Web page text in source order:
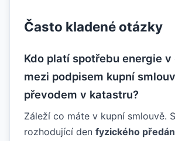
Často kladené otázky
Kdo platí spotřebu energie
mezi podpisem kupní
převodem v katastru?
Záleží co máte v kupní smlouvě.
rozhodující den fyzického